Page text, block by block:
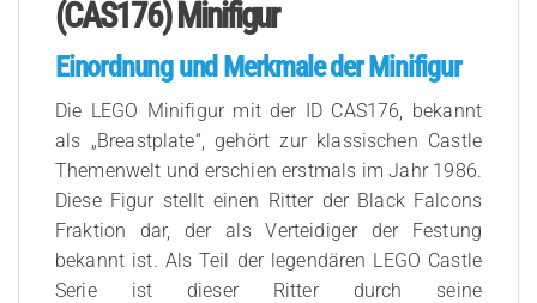
(CAS176) Minifigur
Einordnung und Merkmale der Minifigur
Die LEGO Minifigur mit der ID CAS176, bekannt
als „Breastplate“, gehört zur klassischen Castle
Themenwelt und erschien erstmals im Jahr 1986.
Diese Figur stellt einen Ritter der Black Falcons
Fraktion dar, der als Verteidiger der Festung
bekannt ist. Als Teil der legendären LEGO Castle
Serie ist dieser Ritter durch seine